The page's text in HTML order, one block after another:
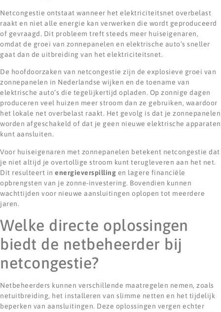
Netcongestie ontstaat wanneer het elektriciteitsnet overbelast
raakt en niet alle energie kan verwerken die wordt geproduceerd
of gevraagd. Dit probleem treft steeds meer huiseigenaren,
omdat de groei van zonnepanelen en elektrische auto’s sneller
gaat dan de uitbreiding van het elektriciteitsnet.
De hoofdoorzaken van netcongestie zijn de explosieve groei van
zonnepanelen in Nederlandse wijken en de toename van
elektrische auto’s die tegelijkertijd opladen. Op zonnige dagen
produceren veel huizen meer stroom dan ze gebruiken, waardoor
het lokale net overbelast raakt. Het gevolg is dat je zonnepanelen
worden afgeschakeld of dat je geen nieuwe elektrische apparaten
kunt aansluiten.
Voor huiseigenaren met zonnepanelen betekent netcongestie dat
je niet altijd je overtollige stroom kunt terugleveren aan het net.
Dit resulteert in energieverspilling en lagere financiële
opbrengsten van je zonne-investering. Bovendien kunnen
wachttijden voor nieuwe aansluitingen oplopen tot meerdere
jaren.
Welke directe oplossingen
biedt de netbeheerder bij
netcongestie?
Netbeheerders kunnen verschillende maatregelen nemen, zoals
netuitbreiding, het installeren van slimme netten en het tijdelijk
beperken van aansluitingen. Deze oplossingen vergen echter